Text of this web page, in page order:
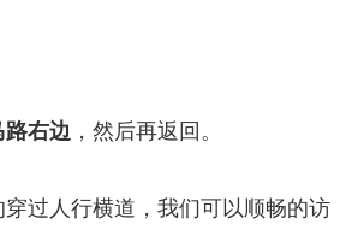
路右边 ，然后再返回。
过人行横道，我们可以顺畅的访